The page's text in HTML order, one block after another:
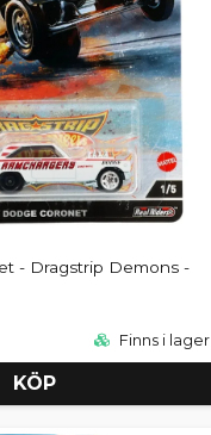
- Dragstrip Demons -
Finns i lager
KÖP